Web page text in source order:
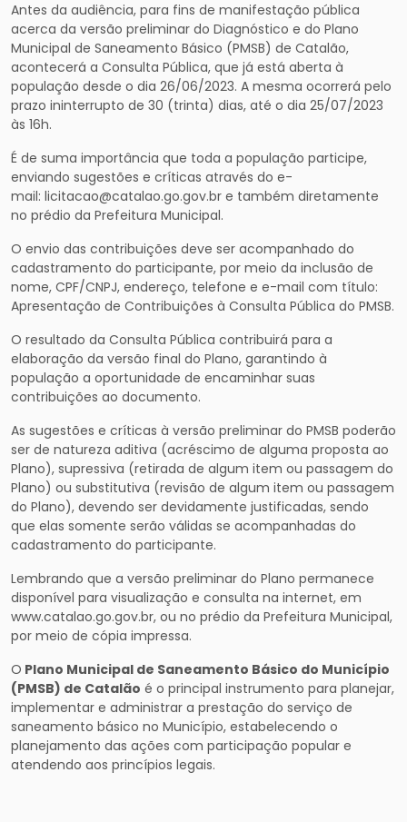
Antes da audiência, para fins de manifestação pública
acerca da versão preliminar do Diagnóstico e do Plano
Municipal de Saneamento Básico (PMSB) de Catalão,
acontecerá a Consulta Pública, que já está aberta à
população desde o dia 26/06/2023. A mesma ocorrerá pelo
prazo ininterrupto de 30 (trinta) dias, até o dia 25/07/2023
às 16h.
É de suma importância que toda a população participe,
enviando sugestões e críticas através do e-
mail: licitacao@catalao.go.gov.br e também diretamente
no prédio da Prefeitura Municipal.
O envio das contribuições deve ser acompanhado do
cadastramento do participante, por meio da inclusão de
nome, CPF/CNPJ, endereço, telefone e e-mail com título:
Apresentação de Contribuições à Consulta Pública do PMSB.
O resultado da Consulta Pública contribuirá para a
elaboração da versão final do Plano, garantindo à
população a oportunidade de encaminhar suas
contribuições ao documento.
As sugestões e críticas à versão preliminar do PMSB poderão
ser de natureza aditiva (acréscimo de alguma proposta ao
Plano), supressiva (retirada de algum item ou passagem do
Plano) ou substitutiva (revisão de algum item ou passagem
do Plano), devendo ser devidamente justificadas, sendo
que elas somente serão válidas se acompanhadas do
cadastramento do participante.
Lembrando que a versão preliminar do Plano permanece
disponível para visualização e consulta na internet, em
www.catalao.go.gov.br, ou no prédio da Prefeitura Municipal,
por meio de cópia impressa.
O Plano Municipal de Saneamento Básico do Município
(PMSB) de Catalão é o principal instrumento para planejar,
implementar e administrar a prestação do serviço de
saneamento básico no Município, estabelecendo o
planejamento das ações com participação popular e
atendendo aos princípios legais.